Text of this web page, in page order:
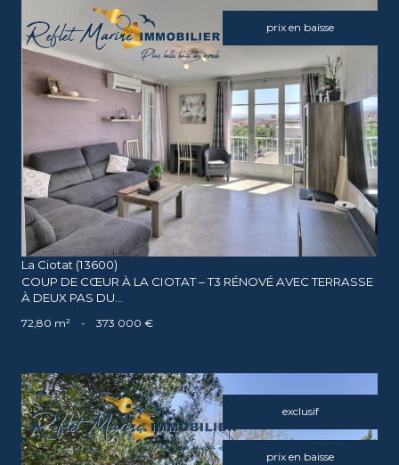
prix en baisse
voir le bien
La Ciotat (13600)
COUP DE CŒUR À LA CIOTAT – T3 RÉNOVÉ AVEC TERRASSE
À DEUX PAS DU...
72,80 m² - 373 000 €
exclusif
prix en baisse